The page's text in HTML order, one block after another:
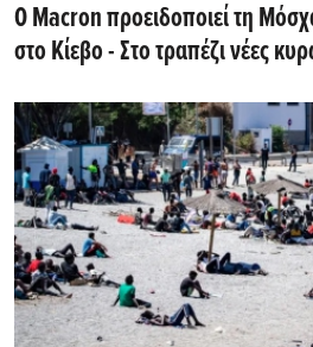
Ο Macron προειδοποιεί τη
στο Κίεβο - Στο τραπέζι νέες